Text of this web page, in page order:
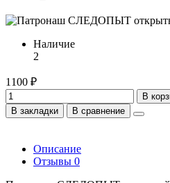
Наличие
2
1100 ₽
В
В закладки
В сравнение
Описание
Отзывы 0